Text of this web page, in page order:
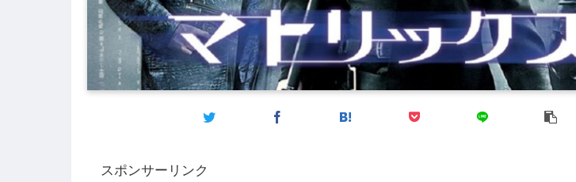
スポンサーリンク